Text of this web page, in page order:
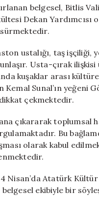
belgesel, Bitlis
Dekan Yardımcısı
ustalığı, taş işçiliği,
Usta-çırak
kuşaklar arası
Sunal’ın yeğeni
çekmektedir.
çıkararak toplumsal
Bu
olarak kabul
Nisan’da Atatürk
ekibiyle bir